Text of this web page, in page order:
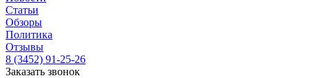
Статьи
Обзоры
Политика
Отзывы
8 (3452) 91-25-26
Заказать звонок